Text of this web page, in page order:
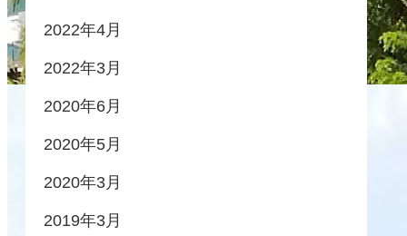
2022年4月
2022年3月
2020年6月
2020年5月
2020年3月
2019年3月